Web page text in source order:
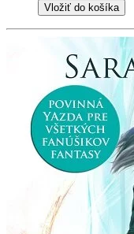
Vložiť do košíka